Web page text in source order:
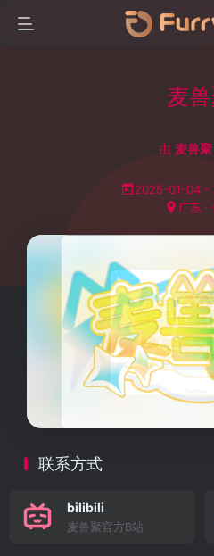
麦
由 麦兽聚
2025-01-04 -
广东 ·
联系方式
bilibili
麦兽聚官方B站